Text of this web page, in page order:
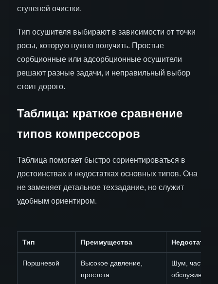
ступеней очистки.
Тип осушителя выбирают в зависимости от точки
росы, которую нужно получить. Простые
сорбционные или адсорбционные осушители
решают разные задачи, и неправильный выбор
стоит дорого.
Таблица: краткое сравнение
типов компрессоров
Таблица помогает быстро сориентироваться в
достоинствах и недостатках основных типов. Она
не заменяет детальное техзадание, но служит
удобным ориентиром.
Тип Преимущества Недостатки
Поршневой
Высокое давление,
простота
Шум, частое
обслуживание